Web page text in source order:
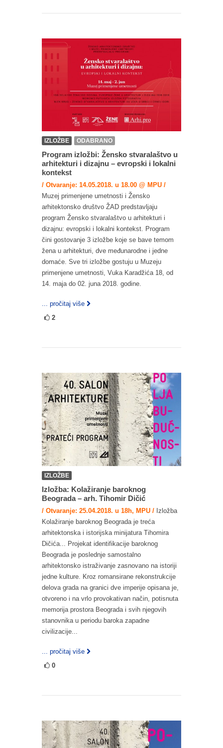
IZLOŽBE ODABRANO
Program izložbi: Žensko stvaralaštvo u
arhitekturi i dizajnu – evropski i lokalni
kontekst
/ Otvaranje: 14.05.2018. u 18.00 @ MPU /
Muzej primenjene umetnosti i Žensko
arhitektonsko društvo ŽAD predstavljaju
program Žensko stvaralaštvo u arhitekturi i
dizajnu: evropski i lokalni kontekst. Program
čini gostovanje 3 izložbe koje se bave temom
žena u arhitekturi, dve međunarodne i jedne
domaće. Sve tri izložbe gostuju u Muzeju
primenjene umetnosti, Vuka Karadžića 18, od
14. maja do 02. juna 2018. godine.
... pročitaj više
2
IZLOŽBE
Izložba: Kolažiranje baroknog
Beograda – arh. Tihomir Dičić
/ Otvaranje: 25.04.2018. u 18h, MPU / Izložba
Kolažiranje baroknog Beograda je treća
arhitektonska i istorijska minijatura Tihomira
Dičića... Projekat identifikacije baroknog
Beograda je poslednje samostalno
arhitektonsko istraživanje zasnovano na istoriji
jedne kulture. Kroz romansirane rekonstrukcije
delova grada na granici dve imperije opisana je,
otvoreno i na vrlo provokativan način, potisnuta
memorija prostora Beograda i svih njegovih
stanovnika u periodu baroka zapadne
civilizacije...
... pročitaj više
0